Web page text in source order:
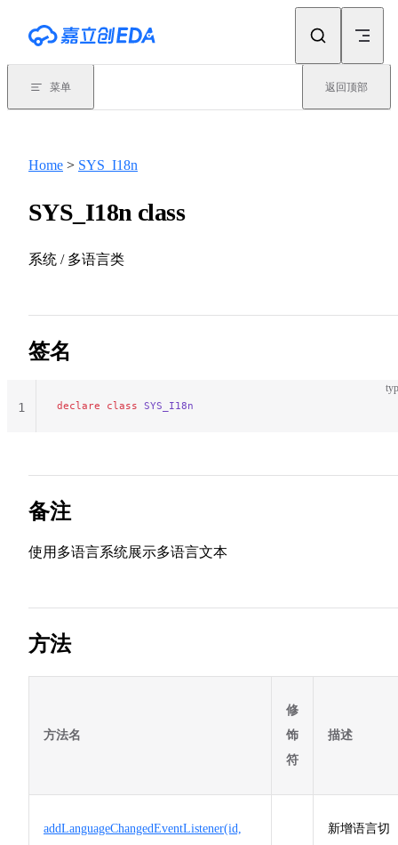
菜单 返回顶部
Home > SYS_I18n
SYS_I18n class
系统 / 多语言类
签名
declare class SYS_I18n
1
备注
使用多语言系统展示多语言文本
方法
方法名
修
饰
符
描述
addLanguageChangedEventListener(id,
新增语言切